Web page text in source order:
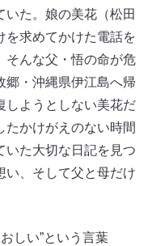
た。娘の美花（松田
を求めてかけた電話を
そんな父・悟の命が危
郷・沖縄県伊江島へ帰
しようとしない美花だ
たかけがえのない時間
いた大切な日記を見つ
い、そして父と母だけ
しい”という言葉